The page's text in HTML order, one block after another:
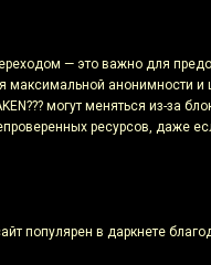
— это важно для
максимальной анонимности
могут меняться из-за
ресурсов, даже
популярен в даркнете